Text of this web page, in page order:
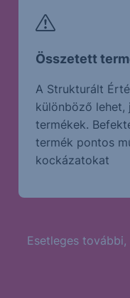
Összetett
A Strukturált
különböző lehet,
termékek.
termék pontos
kockázatokat
Esetleges